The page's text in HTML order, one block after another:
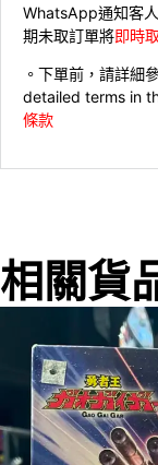
WhatsApp通知客
期未取訂單將即時
。下單前，請詳細
detailed terms in
條款
相關貨